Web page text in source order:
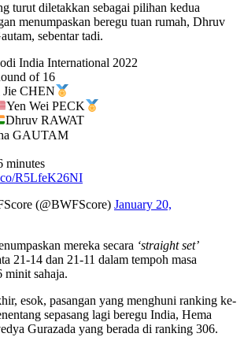
turut diletakkan sebagai pilihan kedua
menumpaskan beregu tuan rumah, Dhruv
sebentar tadi.
India International 2022
of 16
Jie CHEN
Yen Wei PECK
Dhruv RAWAT
GAUTAM
minutes
R5LfeK26NI
(@BWFScore) January 20,
mereka secara ‘straight set’
21-14 dan 21-11 dalam tempoh masa
minit sahaja.
esok, pasangan yang menghuni ranking ke-
sepasang lagi beregu India, Hema
Gurazada yang berada di ranking 306.